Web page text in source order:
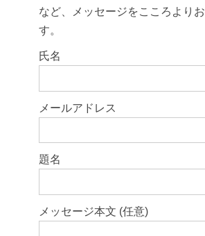
など、メッセージをこころより
す。
このフィールドは空のままにして
氏名
メールアドレス
題名
メッセージ本文 (任意)